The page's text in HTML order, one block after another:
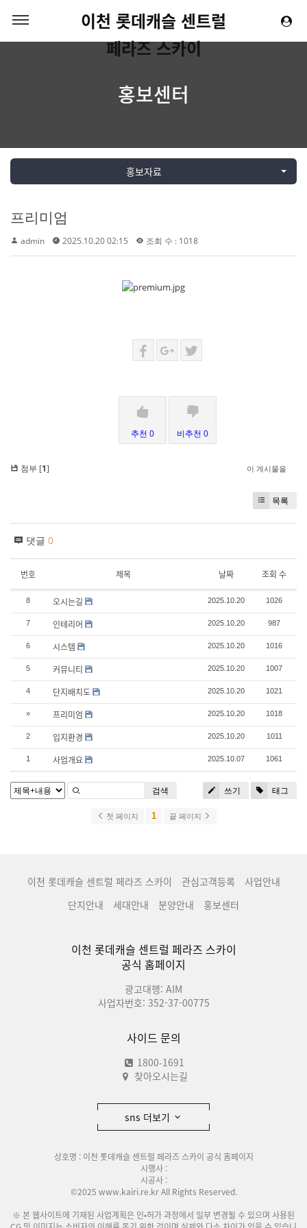
이천 롯데캐슬 센트럴
페라즈 스카이
홍보센터
홍보자료
프리미엄
admin 2025.10.20 02:15 조회 수 : 1018
추천 0 비추천 0
첨부 [1] 이 게시물을
목록
댓글 0
번호 제목 날짜 조회 수
8 오시는길 2025.10.20 1026
7 인테리어 2025.10.20 987
6 시스템 2025.10.20 1016
5 커뮤니티 2025.10.20 1007
4 단지배치도 2025.10.20 1021
» 프리미엄 2025.10.20 1018
2 입지환경 2025.10.20 1011
1 사업개요 2025.10.07 1061
쓰기 태그
검색
첫 페이지 1 끝 페이지
이천 롯데캐슬 센트럴 페라즈 스카이 관심고객등록
사업안내
단지안내
세대안내 분양안내 홍보센터
이천 롯데캐슬 센트럴 페라즈 스카이
공식 홈페이지
광고대행: AIM
사업자번호: 352-37-00775
사이드 문의
1800-1691
찾아오시는길
sns 더보기
상호명 : 이천 롯데캐슬 센트럴 페라즈 스카이 공식 홈페이지
시행사 :
시공사 :
©2025 www.kairi.re.kr All Rights Reserved.
※ 본 웹사이트에 기재된 사업계획은 인•허가 과정에서 일부 변경될 수 있으며 사용된